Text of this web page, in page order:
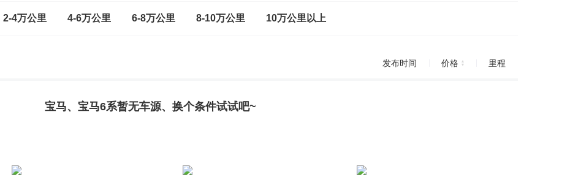
2-4万公里 4-6万公里 6-8万公里 8-10万公里 10万公里以上
发布时间 价格 里程
宝马、宝马6系暂无车源、换个条件试试吧~